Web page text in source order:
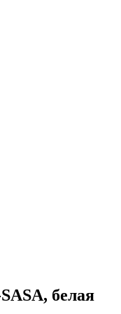
белая